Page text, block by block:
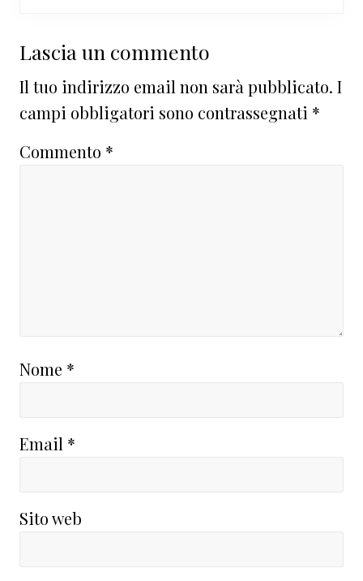
Interazioni
del
lettore
Lascia un commento
Il tuo indirizzo email non sarà pubblicato. I
campi obbligatori sono contrassegnati *
Commento *
Nome *
Email *
Sito web